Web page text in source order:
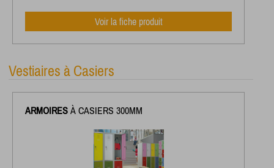
Voir la fiche produit
Vestiaires à Casiers
ARMOIRES À CASIERS 300MM